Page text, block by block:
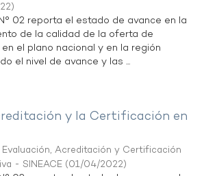
)
02 reporta el estado de avance en la
de la calidad de la oferta de
el plano nacional y en la región
el nivel de avance y las ...
y la Certificación en
Acreditación y Certificación
- SINEACE (01/04/2022)